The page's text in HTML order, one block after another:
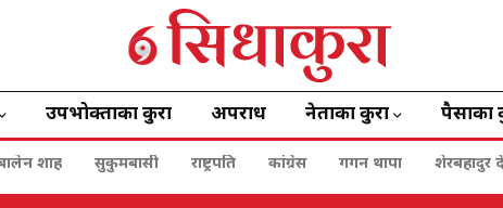
उपभोक्ताका कुरा अपराध नेताका कुरा पैसाका
बालेन शाह सुकुमबासी राष्ट्रपति कांग्रेस गगन थापा शेरबहादुर